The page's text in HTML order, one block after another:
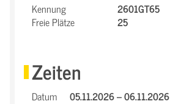
Kennung
2601GT65
Freie Plätze
25
Zeiten
Datum
05.11.2026 – 06.11.2026